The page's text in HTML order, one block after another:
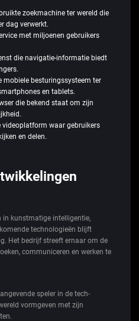
zoekmachine ter wereld die
dag verwerkt.
met miljoenen gebruikers
die navigatie-informatie biedt
besturingssysteem ter
en tablets.
die bekend staat om zijn
videoplatform waar gebruikers
en delen.
in kunstmatige intelligentie,
technologieën blijft
Het bedrijf streeft ernaar om de
communiceren en werken te
speler in de tech-
vormgeven met zijn